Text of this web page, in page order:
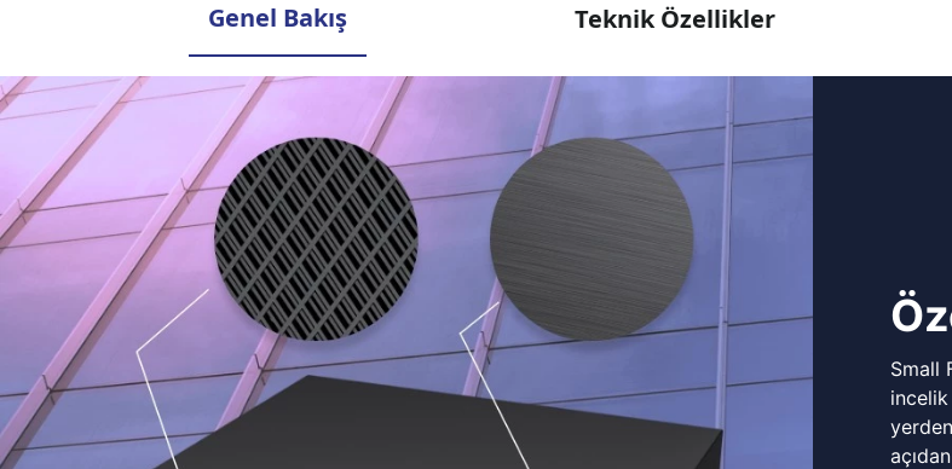
Genel Bakış Teknik Özellikler
Small